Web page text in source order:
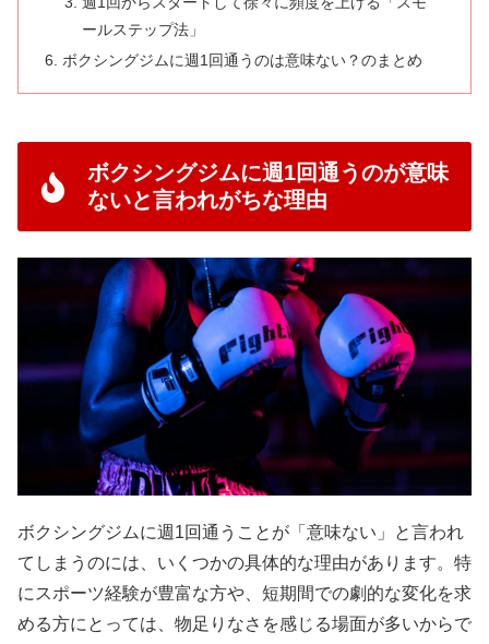
ールステップ法」
ボクシングジムに週1回通うのは意味ない？のまとめ
ボクシングジムに週1回通うのが意味
ないと言われがちな理由
ボクシングジムに週1回通うことが「意味ない」と言われ
てしまうのには、いくつかの具体的な理由があります。特
にスポーツ経験が豊富な方や、短期間での劇的な変化を求
める方にとっては、物足りなさを感じる場面が多いからで